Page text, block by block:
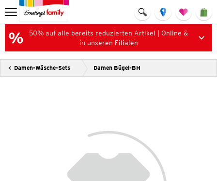
50% auf alle bereits reduzierten Artikel | Online &
in unseren Filialen
Damen-Wäsche-Sets Damen Bügel-BH